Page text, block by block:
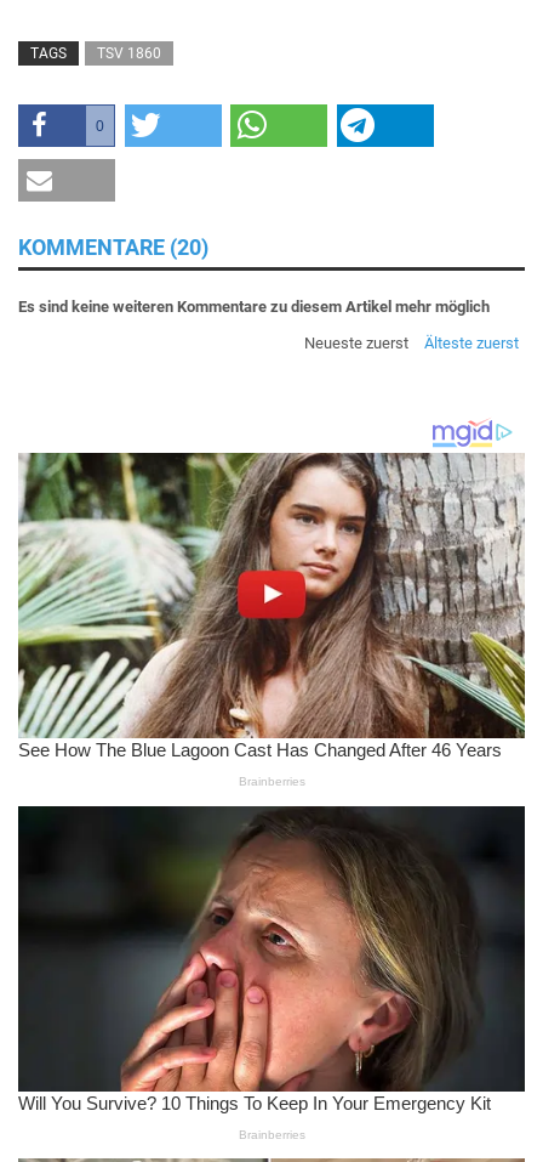
TAGS TSV 1860
0
KOMMENTARE (20)
Es sind keine weiteren Kommentare zu diesem Artikel mehr möglich
Neueste zuerst
Älteste zuerst